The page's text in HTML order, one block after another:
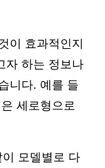
이 효과적인지
자 하는 정보나
니다. 예를 들
세로형으로
모델별로 다